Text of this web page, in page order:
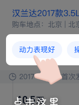
原 尔夫GTI
钱，车每年我
本（险
车省，充满
车次 百
价那么贵
面极氪